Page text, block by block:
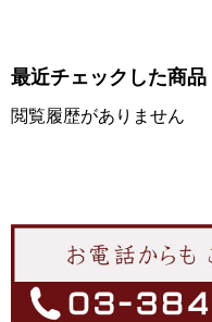
最近チェックした商品
閲覧履歴がありません